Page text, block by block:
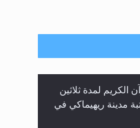
الكريم لمدة ثلاثين
مدينة ريهيماكي في